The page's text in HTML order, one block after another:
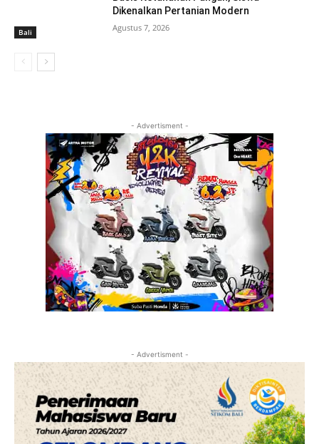
Bali
Dikenalkan Pertanian Modern
Agustus 7, 2026
- Advertisment -
- Advertisment -